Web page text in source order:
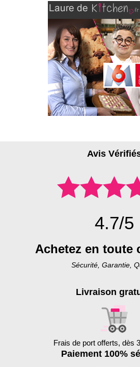
Avis
4.7/5
Achetez en toute
Sécurité, Garantie,
Livraison
Frais de port offerts, dès
Paiement 100%